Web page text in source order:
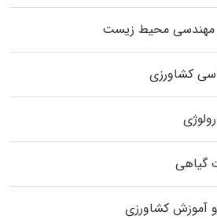
مهندسی محیط زیست
کشاورزی
گیاهی
آموزش کشاورزی